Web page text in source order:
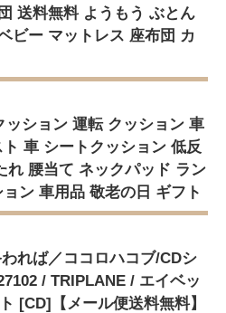
送料無料 ようもう ぶとん
ビー マットレス 座布団 カ
ション 運転 クッション 車
車 シートクッション 低反
れ 腰当て ネックパッド ラン
ン 車用品 敬老の日 ギフト
れば／ココロハコブ/CDシ
/ TRIPLANE / エイベッ
[CD]【メール便送料無料】